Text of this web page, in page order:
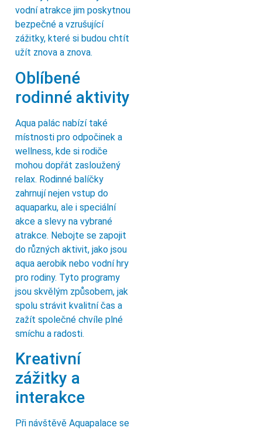
vodní atrakce jim poskytnou
bezpečné a vzrušující
zážitky, které si budou chtít
užít znova a znova.
Oblíbené
rodinné aktivity
Aqua palác nabízí také
místnosti pro odpočinek a
wellness, kde si rodiče
mohou dopřát zasloužený
relax. Rodinné balíčky
zahrnují nejen vstup do
aquaparku, ale i speciální
akce a slevy na vybrané
atrakce. Nebojte se zapojit
do různých aktivit, jako jsou
aqua aerobik nebo vodní hry
pro rodiny. Tyto programy
jsou skvělým způsobem, jak
spolu strávit kvalitní čas a
zažít společné chvíle plné
smíchu a radosti.
Kreativní
zážitky a
interakce
Při návštěvě Aquapalace se